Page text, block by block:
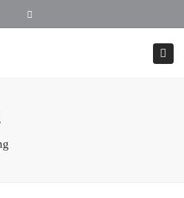
902.354.4407
Close top bar